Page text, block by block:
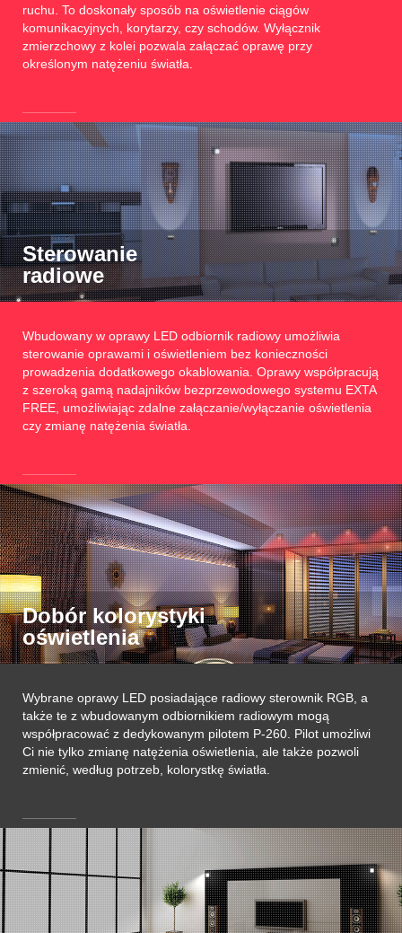
ruchu. To doskonały sposób na oświetlenie ciągów
komunikacyjnych, korytarzy, czy schodów. Wyłącznik
zmierzchowy z kolei pozwala załączać oprawę przy
określonym natężeniu światła.
Sterowanie
radiowe
Wbudowany w oprawy LED odbiornik radiowy umożliwia
sterowanie oprawami i oświetleniem bez konieczności
prowadzenia dodatkowego okablowania. Oprawy współpracują
z szeroką gamą nadajników bezprzewodowego systemu EXTA
FREE, umożliwiając zdalne załączanie/wyłączanie oświetlenia
czy zmianę natężenia światła.
Dobór kolorystyki
oświetlenia
Wybrane oprawy LED posiadające radiowy sterownik RGB, a
także te z wbudowanym odbiornikiem radiowym mogą
współpracować z dedykowanym pilotem P-260. Pilot umożliwi
Ci nie tylko zmianę natężenia oświetlenia, ale także pozwoli
zmienić, według potrzeb, kolorystkę światła.